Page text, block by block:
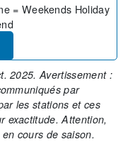
= Weekends Holiday
2025. Avertissement :
par
les stations et ces
exactitude. Attention,
cours de saison.